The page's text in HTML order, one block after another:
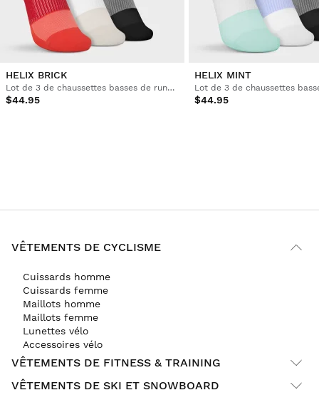
HELIX BRICK
Lot de 3 de chaussettes basses de running
$44.95
HELIX MINT
$44.95
VÊTEMENTS DE CYCLISME
Cuissards homme
Cuissards femme
Maillots homme
Maillots femme
Lunettes vélo
Accessoires vélo
VÊTEMENTS DE FITNESS & TRAINING
VÊTEMENTS DE SKI ET SNOWBOARD